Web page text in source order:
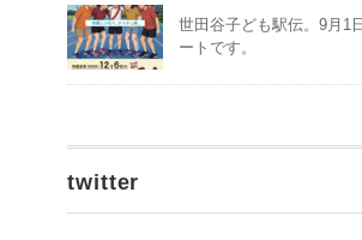
世田谷子ども駅伝。9月1
ートです。
twitter